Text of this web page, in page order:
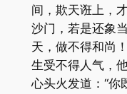
间，欺天诳上，
沙门，若是还象
天，做不得和尚
生受不得人气，
心头火发道：“你